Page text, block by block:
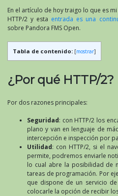
En el artículo de hoy traigo lo que es
HTTP/2 y esta entrada es una
sobre Pandora FMS Open.
Tabla de contenido: [mostrar]
¿Por qué HTTP/2?
Por dos razones principales:
Seguridad: con HTTP/2 los
plano y van en lenguaje de
intercepción e inspección por
Utilidad: con HTTP/2, si el
permite, podremos enviarle
lo cual abre la posibilidad de
tareas de programación. Por
que dispone de un servicio
colocarle la opción de recibir